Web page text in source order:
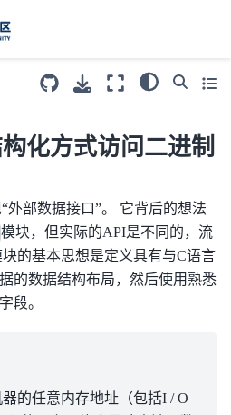
化方式访问二进制
外部数据接口”。 它背后的想法
模块，但实际的API是不同的，流
的基本思想是定义具有与C语言
的数据结构布局，然后使用熟悉
段。
的任意内存地址（包括I / O